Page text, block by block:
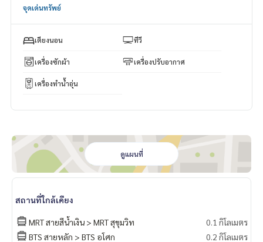
Line ID: naris1490
=========================
จุดเด่นทรัพย์
เตียงนอน ทีวี
เครื่องซักผ้า เครื่องปรับอากาศ
เครื่องทำน้ำอุ่น
ดูแผนที่
สถานที่ใกล้เคียง
MRT สายสีน้ำเงิน > MRT สุขุมวิท
0.1 กิโลเมตร
BTS สายหลัก > BTS อโศก
0.2 กิโลเมตร